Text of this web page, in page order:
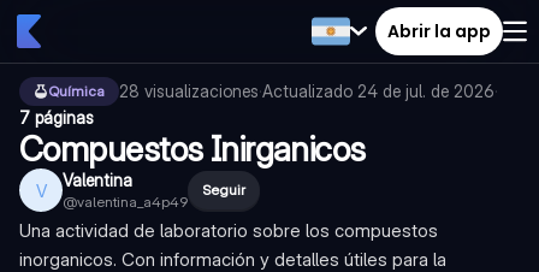
Abrir la app
Química 28 visualizaciones·Actualizado 24 de jul. de 2026·
7 páginas
Compuestos Inirganicos
V Valentina
@valentina_a4p49
Seguir
Una actividad de laboratorio sobre los compuestos
inorganicos. Con información y detalles útiles para la